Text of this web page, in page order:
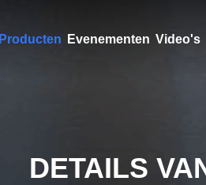
Producten Evenementen Video's
DETAILS